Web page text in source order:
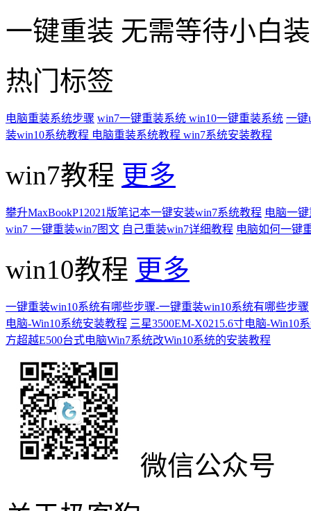
一键重装 无需等待小白
热门标签
电脑重装系统步骤 win7一键重装系统 win10一键重装系统 一键
装win10系统教程 电脑重装系统教程 win7系统安装教程
win7教程 更多
攀升MaxBookP12021版笔记本一键安装win7系统教程 电脑一
win7 一键重装win7图文 自己重装win7详细教程 电脑如何一键
win10教程 更多
一键重装win10系统有哪些步骤-一键重装win10系统有哪些步骤
电脑-Win10系统安装教程 三星3500EM-X0215.6寸电脑-Win10
方超越E500台式电脑Win7系统改Win10系统的安装教程
微信公众号